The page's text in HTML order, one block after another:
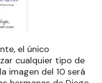
el único
cualquier tipo de
imagen del 10 será